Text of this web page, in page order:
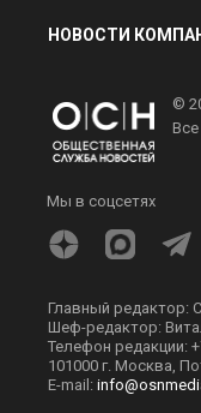
НОВОСТИ
©
Мы в соцсетях
Главный редактор:
Шеф-редактор:
Телефон редакции:
101000 г. Москва,
E-mail: